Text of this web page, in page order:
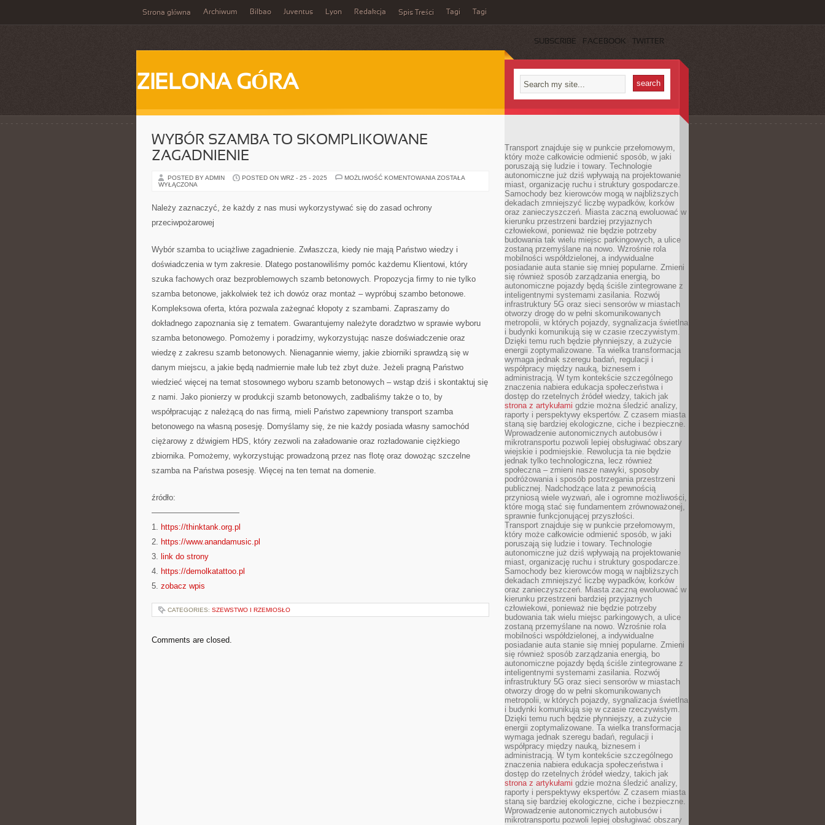
Strona główna Archiwum Bilbao Juventus Lyon Redakcja Spis Treści Tagi Tagi
SUBSCRIBE FACEBOOK TWITTER
ZIELONA GÓRA
WYBÓR SZAMBA TO SKOMPLIKOWANE
ZAGADNIENIE
POSTED BY ADMIN POSTED ON WRZ - 25 - 2025 MOŻLIWOŚĆ KOMENTOWANIA WYBÓR
ZOSTAŁA
WYŁĄCZONA
Należy zaznaczyć, że każdy z nas musi wykorzystywać się do zasad ochrony
przeciwpożarowej
Wybór szamba to uciążliwe zagadnienie. Zwłaszcza, kiedy nie mają Państwo wiedzy i
doświadczenia w tym zakresie. Dlatego postanowiliśmy pomóc każdemu Klientowi, który
szuka fachowych oraz bezproblemowych szamb betonowych. Propozycja firmy to nie tylko
szamba betonowe, jakkolwiek też ich dowóz oraz montaż – wypróbuj szambo betonowe.
Kompleksowa oferta, która pozwala zażegnać kłopoty z szambami. Zapraszamy do
dokładnego zapoznania się z tematem. Gwarantujemy należyte doradztwo w sprawie wyboru
szamba betonowego. Pomożemy i poradzimy, wykorzystując nasze doświadczenie oraz
wiedzę z zakresu szamb betonowych. Nienagannie wiemy, jakie zbiorniki sprawdzą się w
danym miejscu, a jakie będą nadmiernie małe lub też zbyt duże. Jeżeli pragną Państwo
wiedzieć więcej na temat stosownego wyboru szamb betonowych – wstąp dziś i skontaktuj się
z nami. Jako pionierzy w produkcji szamb betonowych, zadbaliśmy także o to, by
współpracując z należącą do nas firmą, mieli Państwo zapewniony transport szamba
betonowego na własną posesję. Domyślamy się, że nie każdy posiada własny samochód
ciężarowy z dźwigiem HDS, który zezwoli na załadowanie oraz rozładowanie ciężkiego
zbiornika. Pomożemy, wykorzystując prowadzoną przez nas flotę oraz dowożąc szczelne
szamba na Państwa posesję. Więcej na ten temat na domenie.
źródło:
———————————
1. https://thinktank.org.pl
2. https://www.anandamusic.pl
3. link do strony
4. https://demolkatattoo.pl
5. zobacz wpis
CATEGORIES: SZEWSTWO I RZEMIOSŁO
Comments are closed.
Transport znajduje się w punkcie przełomowym,
który może całkowicie odmienić sposób, w jaki
poruszają się ludzie i towary. Technologie
autonomiczne już dziś wpływają na projektowanie
miast, organizację ruchu i struktury gospodarcze.
Samochody bez kierowców mogą w najbliższych
dekadach zmniejszyć liczbę wypadków, korków
oraz zanieczyszczeń. Miasta zaczną ewoluować w
kierunku przestrzeni bardziej przyjaznych
człowiekowi, ponieważ nie będzie potrzeby
budowania tak wielu miejsc parkingowych, a ulice
zostaną przemyślane na nowo. Wzrośnie rola
mobilności współdzielonej, a indywidualne
posiadanie auta stanie się mniej popularne. Zmieni
się również sposób zarządzania energią, bo
autonomiczne pojazdy będą ściśle zintegrowane z
inteligentnymi systemami zasilania. Rozwój
infrastruktury 5G oraz sieci sensorów w miastach
otworzy drogę do w pełni skomunikowanych
metropolii, w których pojazdy, sygnalizacja świetlna
i budynki komunikują się w czasie rzeczywistym.
Dzięki temu ruch będzie płynniejszy, a zużycie
energii zoptymalizowane. Ta wielka transformacja
wymaga jednak szeregu badań, regulacji i
współpracy między nauką, biznesem i
administracją. W tym kontekście szczególnego
znaczenia nabiera edukacja społeczeństwa i
dostęp do rzetelnych źródeł wiedzy, takich jak
strona z artykułami gdzie można śledzić analizy,
raporty i perspektywy ekspertów. Z czasem miasta
staną się bardziej ekologiczne, ciche i bezpieczne.
Wprowadzenie autonomicznych autobusów i
mikrotransportu pozwoli lepiej obsługiwać obszary
wiejskie i podmiejskie. Rewolucja ta nie będzie
jednak tylko technologiczna, lecz również
społeczna – zmieni nasze nawyki, sposoby
podróżowania i sposób postrzegania przestrzeni
publicznej. Nadchodzące lata z pewnością
przyniosą wiele wyzwań, ale i ogromne możliwości,
które mogą stać się fundamentem zrównoważonej,
sprawnie funkcjonującej przyszłości.
Transport znajduje się w punkcie przełomowym,
który może całkowicie odmienić sposób, w jaki
poruszają się ludzie i towary. Technologie
autonomiczne już dziś wpływają na projektowanie
miast, organizację ruchu i struktury gospodarcze.
Samochody bez kierowców mogą w najbliższych
dekadach zmniejszyć liczbę wypadków, korków
oraz zanieczyszczeń. Miasta zaczną ewoluować w
kierunku przestrzeni bardziej przyjaznych
człowiekowi, ponieważ nie będzie potrzeby
budowania tak wielu miejsc parkingowych, a ulice
zostaną przemyślane na nowo. Wzrośnie rola
mobilności współdzielonej, a indywidualne
posiadanie auta stanie się mniej popularne. Zmieni
się również sposób zarządzania energią, bo
autonomiczne pojazdy będą ściśle zintegrowane z
inteligentnymi systemami zasilania. Rozwój
infrastruktury 5G oraz sieci sensorów w miastach
otworzy drogę do w pełni skomunikowanych
metropolii, w których pojazdy, sygnalizacja świetlna
i budynki komunikują się w czasie rzeczywistym.
Dzięki temu ruch będzie płynniejszy, a zużycie
energii zoptymalizowane. Ta wielka transformacja
wymaga jednak szeregu badań, regulacji i
współpracy między nauką, biznesem i
administracją. W tym kontekście szczególnego
znaczenia nabiera edukacja społeczeństwa i
dostęp do rzetelnych źródeł wiedzy, takich jak
strona z artykułami gdzie można śledzić analizy,
raporty i perspektywy ekspertów. Z czasem miasta
staną się bardziej ekologiczne, ciche i bezpieczne.
Wprowadzenie autonomicznych autobusów i
mikrotransportu pozwoli lepiej obsługiwać obszary